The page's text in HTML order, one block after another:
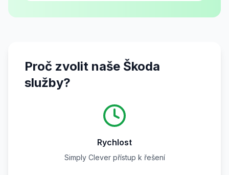
Proč zvolit naše Škoda
služby?
Rychlost
Simply Clever přístup k řešení